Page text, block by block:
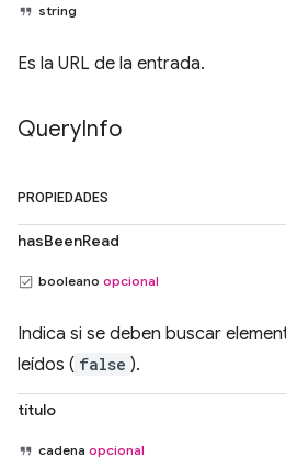
string
Es la URL de la entrada.
QueryInfo
PROPIEDADES
hasBeenRead
booleano opcional
Indica si se deben buscar
leídos ( false ).
título
cadena opcional